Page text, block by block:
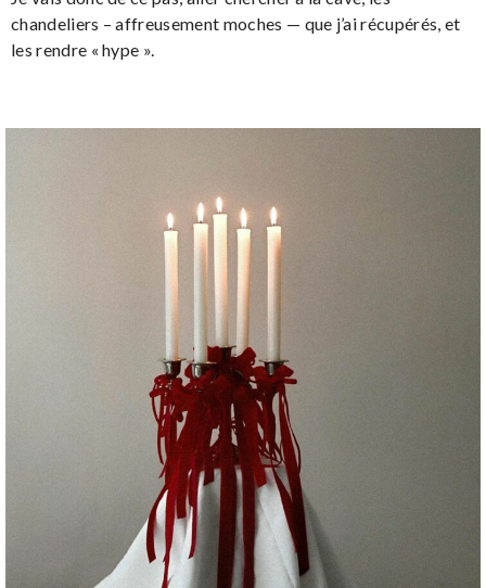
chandeliers – affreusement moches — que j’ai récupérés, et
les rendre « hype ».